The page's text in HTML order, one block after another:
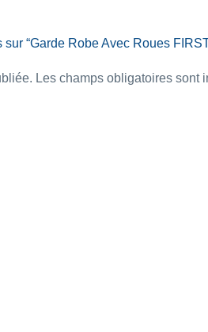
“Garde Robe Avec Roues
Les champs obligatoires sont